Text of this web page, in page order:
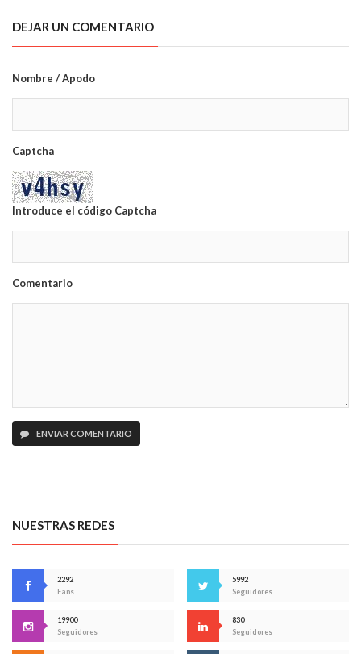
DEJAR UN COMENTARIO
Nombre / Apodo
Captcha
Introduce el código Captcha
Comentario
ENVIAR COMENTARIO
NUESTRAS REDES
2292
Fans
5992
Seguidores
19900
Seguidores
830
Seguidores